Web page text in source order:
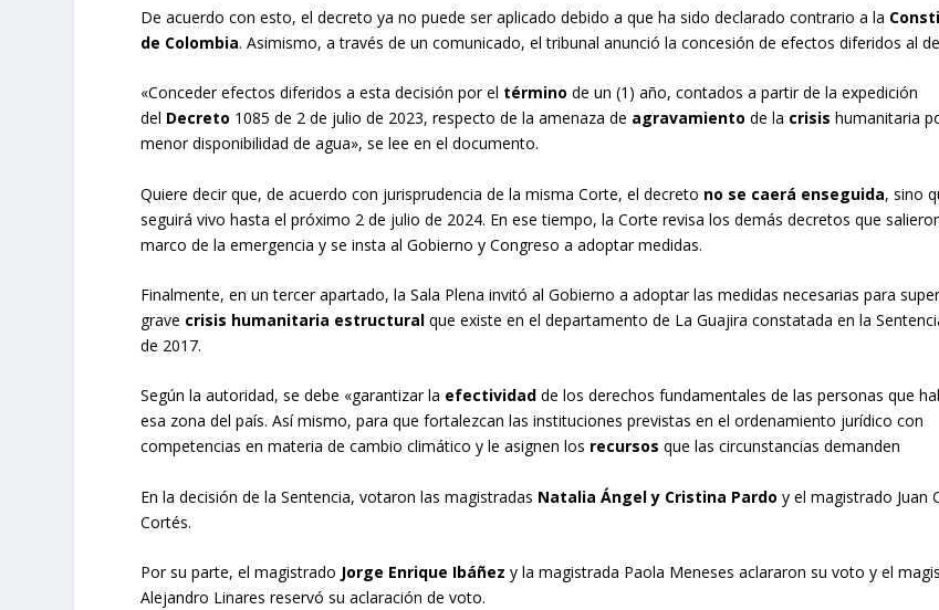
De acuerdo con esto, el decreto ya no puede ser aplicado debido a que ha sido declarado contrario a la
de Colombia. Asimismo, a través de un comunicado, el tribunal anunció la concesión de efectos diferidos al
«Conceder efectos diferidos a esta decisión por el términode un (1) año, contados a partir de la expedición
del Decreto 1085 de 2 de julio de 2023, respecto de la amenaza de agravamientode la crisishumanitaria
menor disponibilidad de agua», se lee en el documento.
Quiere decir que, de acuerdo con jurisprudencia de la misma Corte, el decreto no se caerá enseguida, sino
seguirá vivo hasta el próximo 2 de julio de 2024. En ese tiempo, la Corte revisa los demás decretos que
marco de la emergencia y se insta al Gobierno y Congreso a adoptar medidas.
Finalmente, en un tercer apartado, la Sala Plena invitó al Gobierno a adoptar las medidas necesarias para
grave crisis humanitaria estructuralque existe en el departamento de La Guajira constatada en la
de 2017.
Según la autoridad, se debe «garantizar la efectividadde los derechos fundamentales de las personas que
esa zona del país. Así mismo, para que fortalezcan las instituciones previstas en el ordenamiento jurídico con
competencias en materia de cambio climático y le asignen los recursosque las circunstancias demanden
En la decisión de la Sentencia, votaron las magistradas Natalia Ángel y Cristina Pardoy el magistrado Juan
Cortés.
Por su parte, el magistrado Jorge Enrique Ibáñezy la magistrada Paola Meneses aclararon su voto y el
Alejandro Linares reservó su aclaración de voto.